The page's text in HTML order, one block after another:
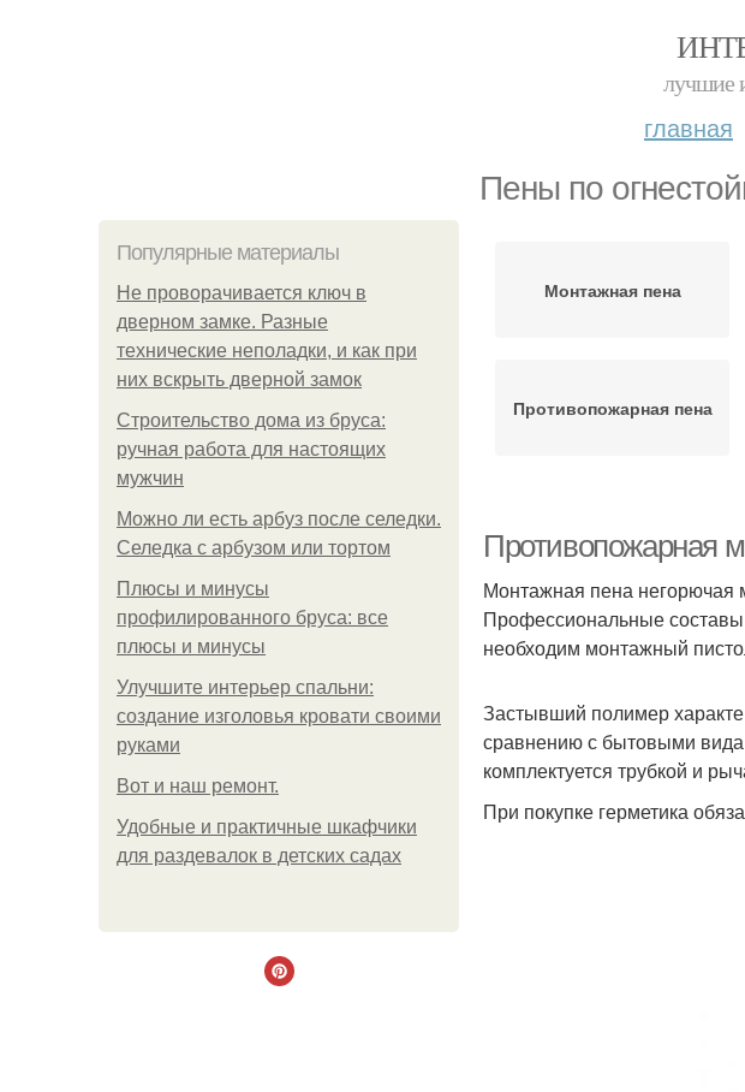
лучшие
главная
Пены по
Популярные материалы
Не проворачивается ключ в
дверном замке. Разные
технические неполадки, и как при
них вскрыть дверной замок
Строительство дома из бруса:
ручная работа для настоящих
мужчин
Можно ли есть арбуз после селедки.
Селедка с арбузом или тортом
Плюсы и минусы
профилированного бруса: все
плюсы и минусы
Улучшите интерьер спальни:
создание изголовья кровати своими
руками
Boт и наш ремoнт.
Удобные и практичные шкафчики
для раздевалок в детских садах
Монтажная пена
Противопожарная пена
Противопожарная
Монтажная пена негорючая
Профессиональные
необходим монтажный
Застывший полимер
сравнению с бытовыми
комплектуется трубкой и
При покупке герметика